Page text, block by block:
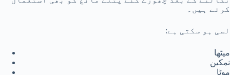
کرتے ہیں۔
لسی ہو سکتی ہے:
میٹھا
نمکین
موٹا